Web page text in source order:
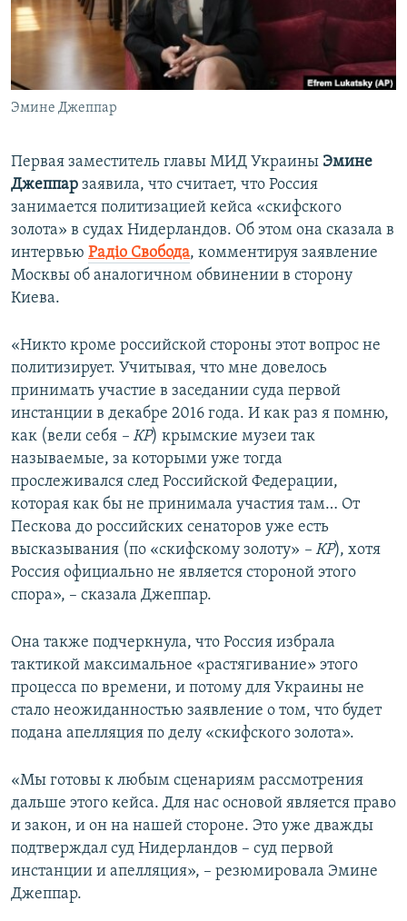
ПОБЕДИТЕЛЕЙ НЕ СУДЯТ?
КРЫМ.НЕПОКОРЕННЫЙ
УКРАИНСКАЯ ПРОБЛЕМА КРЫМА
ПРИСОЕДИНЯЙТЕСЬ!
Эмине Джеппар
Первая заместитель главы МИД Украины Эмине
Джеппар заявила, что считает, что Россия
занимается политизацией кейса «скифского
золота» в судах Нидерландов. Об этом она сказала в
интервью Радіо Свобода, комментируя заявление
Москвы об аналогичном обвинении в сторону
Киева.
«Никто кроме российской стороны этот вопрос не
политизирует. Учитывая, что мне довелось
принимать участие в заседании суда первой
инстанции в декабре 2016 года. И как раз я помню,
как (вели себя – КР) крымские музеи так
называемые, за которыми уже тогда
прослеживался след Российской Федерации,
которая как бы не принимала участия там… От
Пескова до российских сенаторов уже есть
высказывания (по «скифскому золоту» – КР), хотя
Россия официально не является стороной этого
спора», – сказала Джеппар.
Она также подчеркнула, что Россия избрала
тактикой максимальное «растягивание» этого
процесса по времени, и потому для Украины не
стало неожиданностью заявление о том, что будет
подана апелляция по делу «скифского золота».
«Мы готовы к любым сценариям рассмотрения
дальше этого кейса. Для нас основой является право
и закон, и он на нашей стороне. Это уже дважды
подтверждал суд Нидерландов – суд первой
инстанции и апелляция», – резюмировала Эмине
Джеппар.